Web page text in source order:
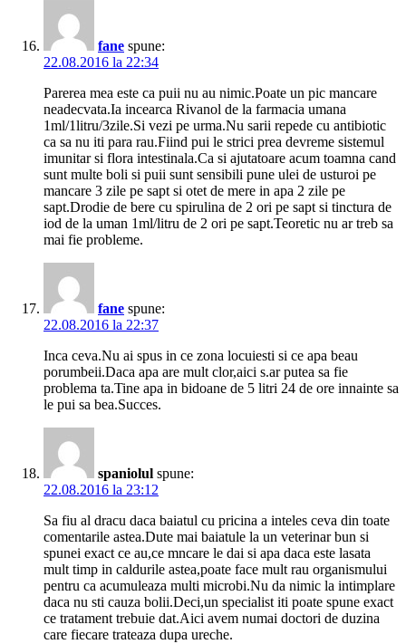
fane spune:
22.08.2016 la 22:34
Parerea mea este ca puii nu au nimic.Poate un pic mancare
neadecvata.Ia incearca Rivanol de la farmacia umana
1ml/1litru/3zile.Si vezi pe urma.Nu sarii repede cu antibiotic
ca sa nu iti para rau.Fiind pui le strici prea devreme sistemul
imunitar si flora intestinala.Ca si ajutatoare acum toamna cand
sunt multe boli si puii sunt sensibili pune ulei de usturoi pe
mancare 3 zile pe sapt si otet de mere in apa 2 zile pe
sapt.Drodie de bere cu spirulina de 2 ori pe sapt si tinctura de
iod de la uman 1ml/litru de 2 ori pe sapt.Teoretic nu ar treb sa
mai fie probleme.
fane spune:
22.08.2016 la 22:37
Inca ceva.Nu ai spus in ce zona locuiesti si ce apa beau
porumbeii.Daca apa are mult clor,aici s.ar putea sa fie
problema ta.Tine apa in bidoane de 5 litri 24 de ore innainte sa
le pui sa bea.Succes.
spaniolul spune:
22.08.2016 la 23:12
Sa fiu al dracu daca baiatul cu pricina a inteles ceva din toate
comentarile astea.Dute mai baiatule la un veterinar bun si
spunei exact ce au,ce mncare le dai si apa daca este lasata
mult timp in caldurile astea,poate face mult rau organismului
pentru ca acumuleaza multi microbi.Nu da nimic la intimplare
daca nu sti cauza bolii.Deci,un specialist iti poate spune exact
ce tratament trebuie dat.Aici avem numai doctori de duzina
care fiecare trateaza dupa ureche.